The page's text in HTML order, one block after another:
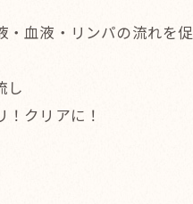
血液・リンパの流れを促
し
クリアに！